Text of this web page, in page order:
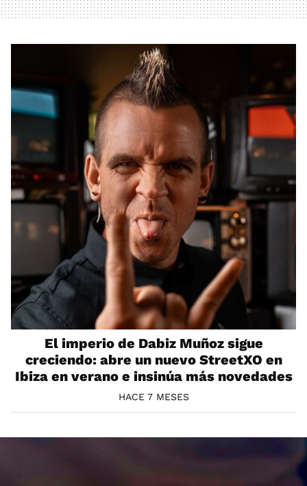
El imperio de Dabiz Muñoz sigue
creciendo: abre un nuevo StreetXO en
Ibiza en verano e insinúa más novedades
HACE 7 MESES